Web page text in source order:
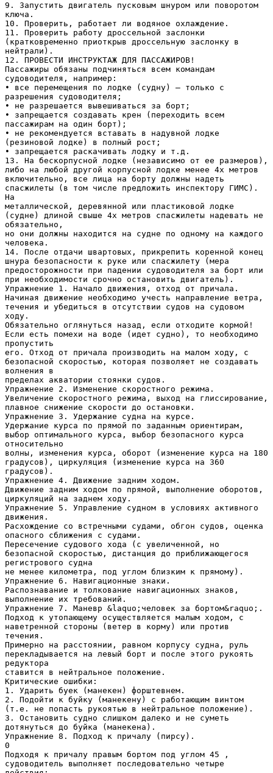
9. Запустить двигатель пусковым шнуром или поворотом
ключа.
10. Проверить, работает ли водяное охлаждение.
11. Проверить работу дроссельной заслонки
(кратковременно приоткрыв дроссельную заслонку в
нейтрали).
12. ПРОВЕСТИ ИНСТРУКТАЖ ДЛЯ ПАССАЖИРОВ!
Пассажиры обязаны подчиняться всем командам
судоводителя, например:
• все перемещения по лодке (судну) – только с
разрешения судоводителя;
• не разрешается вывешиваться за борт;
• запрещается создавать крен (переходить всем
пассажирам на один борт);
• не рекомендуется вставать в надувной лодке
(резиновой лодке) в полный рост;
• запрещается раскачивать лодку и т.д.
13. На бескорпусной лодке (независимо от ее размеров),
либо на любой другой корпусной лодке менее 4х метров
включительно, все лица на борту должны надеть
спасжилеты (в том числе предложить инспектору ГИМС).
На
металлической, деревянной или пластиковой лодке
(судне) длиной свыше 4х метров спасжилеты надевать не
обязательно,
но они должны находится на судне по одному на каждого
человека.
14. После отдачи швартовых, прикрепить коренной конец
шнура безопасности к руке или спасжилету (мера
предосторожности при падении судоводителя за борт или
при необходимости срочно остановить двигатель).
Упражнение 1. Начало движения, отход от причала.
Начиная движение необходимо учесть направление ветра,
течения и убедиться в отсутствии судов на судовом
ходу.
Обязательно оглянуться назад, если отходите кормой!
Если есть помехи на воде (идет судно), то необходимо
пропустить
его. Отход от причала производить на малом ходу, с
безопасной скоростью, которая позволяет не создавать
волнения в
пределах акватории стоянки судов.
Упражнение 2. Изменение скоростного режима.
Увеличение скоростного режима, выход на глиссирование,
плавное снижение скорости до остановки.
Упражнение 3. Удержание судна на курсе.
Удержание курса по прямой по заданным ориентирам,
выбор оптимального курса, выбор безопасного курса
относительно
волны, изменения курса, оборот (изменение курса на 180
градусов), циркуляция (изменение курса на 360
градусов).
Упражнение 4. Движение задним ходом.
Движение задним ходом по прямой, выполнение оборотов,
циркуляций на заднем ходу.
Упражнение 5. Управление судном в условиях активного
движения.
Расхождение со встречными судами, обгон судов, оценка
опасного сближения с судами.
Пересечение судового хода (с увеличенной, но
безопасной скоростью, дистанция до приближающегося
регистрового судна
не менее километра, под углом близким к прямому).
Упражнение 6. Навигационные знаки.
Распознавание и толкование навигационных знаков,
выполнение их требований.
Упражнение 7. Маневр &laquo;человек за бортом&raquo;.
Подход к утопающему осуществляется малым ходом, с
наветренной стороны (ветер в корму) или против
течения.
Примерно на расстоянии, равном корпусу судна, руль
перекладывается на левый борт и после этого рукоять
редуктора
ставится в нейтральное положение.
Критические ошибки:
1. Ударить буек (манекен) форштевнем.
2. Подойти к буйку (манекену) с работающим винтом
(т.е. не попасть рукоятью в нейтральное положение).
3. Остановить судно слишком далеко и не суметь
дотянуться до буйка (манекена).
Упражнение 8. Подход к причалу (пирсу).
0
Подходя к причалу правым бортом под углом 45 ,
судоводитель выполняет последовательно четыре